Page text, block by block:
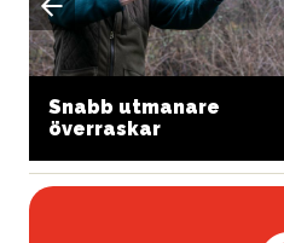
Snabb utmanare
överraskar